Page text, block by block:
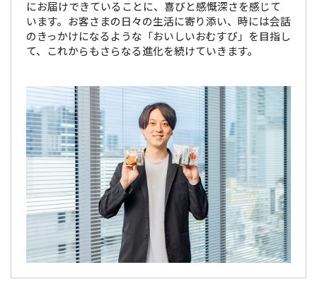
にお届けできていることに、喜びと感慨深さを感じて
います。お客さまの日々の生活に寄り添い、時には会話
のきっかけになるような「おいしいおむすび」を目指し
て、これからもさらなる進化を続けていきます。